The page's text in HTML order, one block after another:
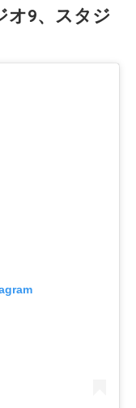
オ9、スタジ